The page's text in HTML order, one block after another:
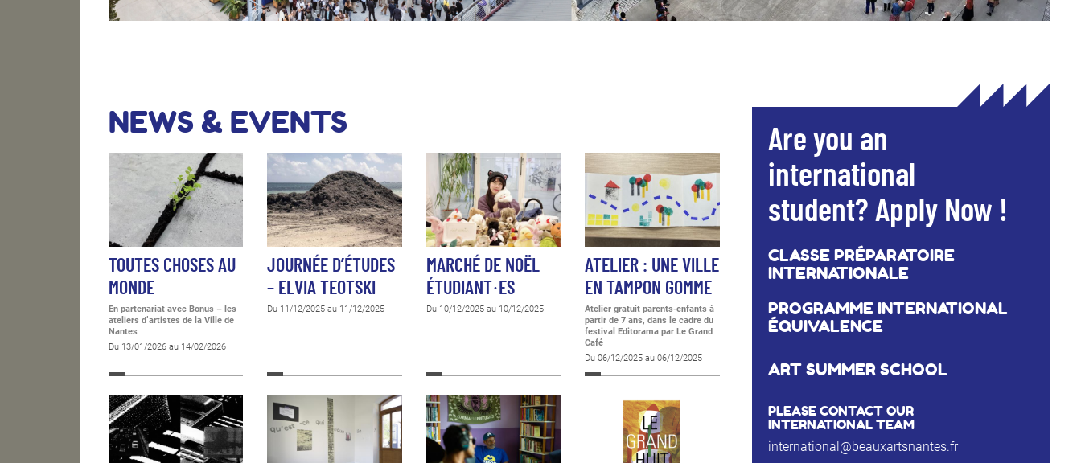
NEWS & EVENTS
TOUTES CHOSES AU
MONDE
En partenariat avec Bonus – les
ateliers d’artistes de la Ville de
Nantes
Du 13/01/2026 au 14/02/2026
JOURNÉE D’ÉTUDES
– ELVIA TEOTSKI
Du 11/12/2025 au 11/12/2025
MARCHÉ DE NOËL
ÉTUDIANT·ES
Du 10/12/2025 au 10/12/2025
ATELIER : UNE VILLE
EN TAMPON GOMME
Atelier gratuit parents-enfants à
partir de 7 ans, dans le cadre du
festival Editorama par Le Grand
Café
Du 06/12/2025 au 06/12/2025
Are you an
international
student? Apply Now !
CLASSE PRÉPARATOIRE
INTERNATIONALE
PROGRAMME INTERNATIONAL
ÉQUIVALENCE
ART SUMMER SCHOOL
PLEASE CONTACT OUR
INTERNATIONAL TEAM
international@beauxartsnantes.fr